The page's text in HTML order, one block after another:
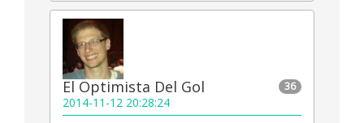
36
El Optimista Del Gol
2014-11-12 20:28:24